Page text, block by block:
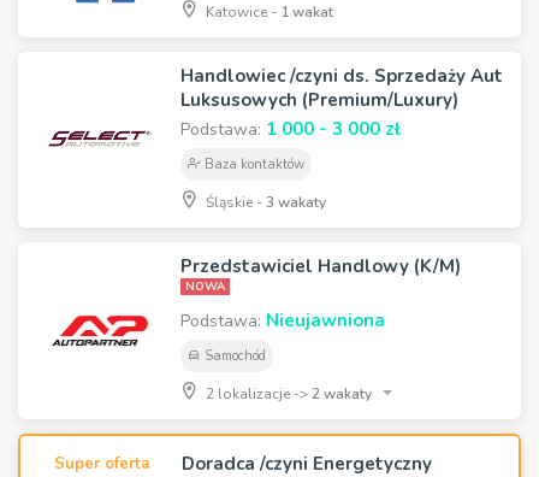
Katowice - 1 wakat
Handlowiec /czyni ds. Sprzedaży Aut
Luksusowych (Premium/Luxury)
Podstawa: 1 000 - 3 000 zł
Baza kontaktów
Śląskie -3 wakaty
Przedstawiciel Handlowy (K/M)
NOWA
Podstawa: Nieujawniona
Samochód
2 lokalizacje ->2 wakaty
Super oferta Doradca /czyni Energetyczny